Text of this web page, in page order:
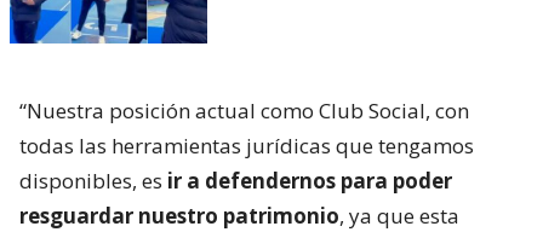
“Nuestra posición actual como Club Social, con
todas las herramientas jurídicas que tengamos
disponibles, es ir a defendernos para poder
resguardar nuestro patrimonio, ya que esta